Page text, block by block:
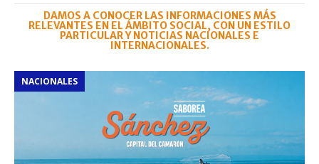
DAMOS A CONOCER LAS INFORMACIONES MÁS
RELEVANTES EN EL ÁMBITO SOCIAL, CON UN ESTILO
PARTICULAR Y NOTICIAS NACIONALES E
INTERNACIONALES.
NACIONALES